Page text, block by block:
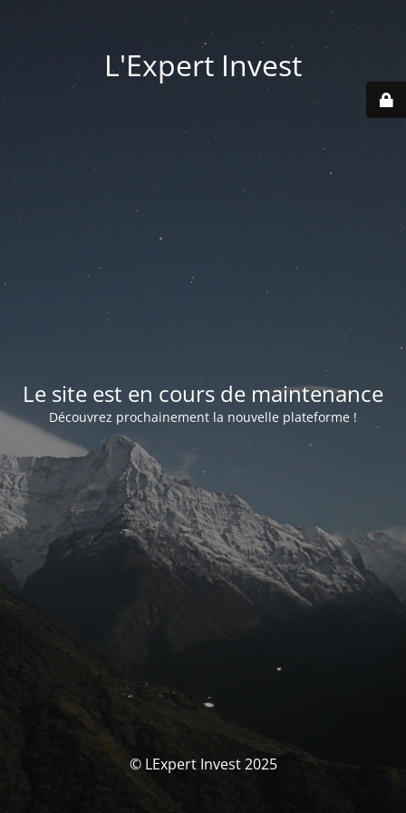
L'Expert Invest
Le site est en cours de maintenance
Découvrez prochainement la nouvelle plateforme !
© LExpert Invest 2025